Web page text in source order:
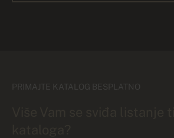
PRIMAJTE KATALOG BESPLATNO